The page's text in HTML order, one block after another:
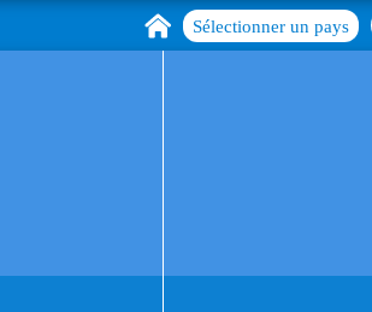
Sélectionner un pays